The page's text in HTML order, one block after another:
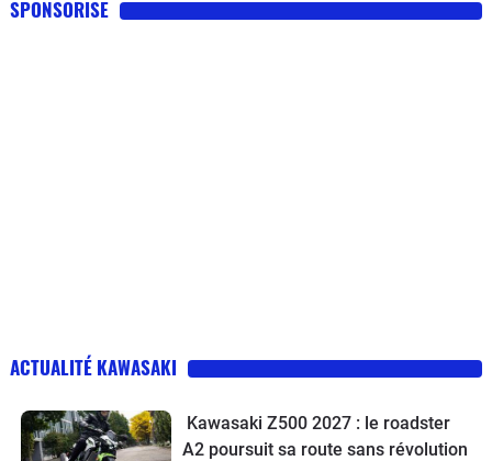
SPONSORISE
ACTUALITÉ KAWASAKI
Kawasaki Z500 2027 : le roadster
A2 poursuit sa route sans révolution